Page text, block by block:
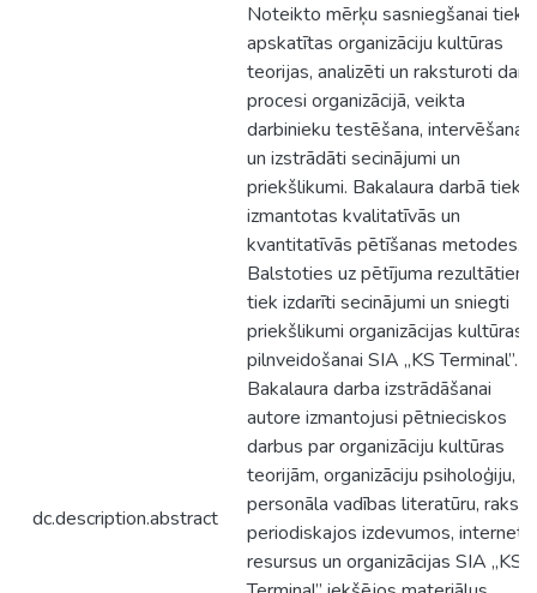
dc.description.abstract
Noteikto mērķu sasniegšanai tiek
apskatītas organizāciju kultūras
teorijas, analizēti un raksturoti
procesi organizācijā, veikta
darbinieku testēšana, intervēšana
un izstrādāti secinājumi un
priekšlikumi. Bakalaura darbā tiek
izmantotas kvalitatīvās un
kvantitatīvās pētīšanas metodes.
Balstoties uz pētījuma rezultātiem
tiek izdarīti secinājumi un sniegti
priekšlikumi organizācijas kultūras
pilnveidošanai SIA „KS Terminal”.
Bakalaura darba izstrādāšanai
autore izmantojusi pētnieciskos
darbus par organizāciju kultūras
teorijām, organizāciju psiholoģiju,
personāla vadības literatūru,
periodiskajos izdevumos, interneta
resursus un organizācijas SIA „KS